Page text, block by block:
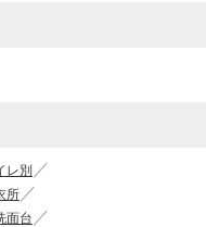
レ別
所
面台